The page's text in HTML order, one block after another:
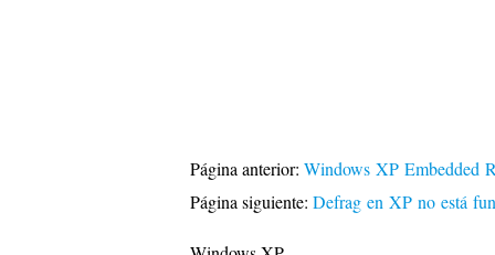
Página anterior: Windows XP Embedded
Página siguiente: Defrag en XP no está